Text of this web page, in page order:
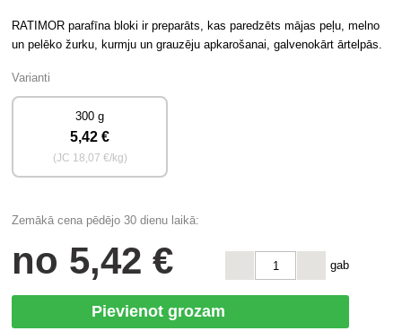
RATIMOR parafīna bloki ir preparāts, kas paredzēts mājas peļu, melno
un pelēko žurku, kurmju un grauzēju apkarošanai, galvenokārt ārtelpās.
Varianti
300 g
5,42 €
(JC 18,07 €/kg)
Zemākā cena pēdējo 30 dienu laikā:
no 5,42 € gab
Pievienot grozam